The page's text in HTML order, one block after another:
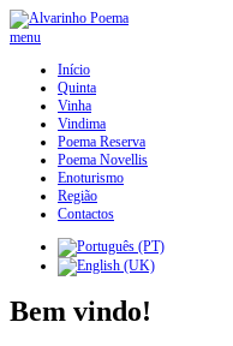
menu
Início
Quinta
Vinha
Vindima
Poema Reserva
Poema Novellis
Enoturismo
Região
Contactos
Bem vindo!